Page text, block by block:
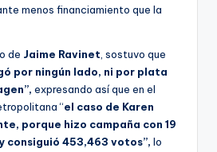
menos financiamiento que la
de Jaime Ravinet , sostuvo que
por ningún lado, ni por plata
expresando así que en el
“el caso de Karen
porque hizo campaña con 19
consiguió 453,463 votos”, lo